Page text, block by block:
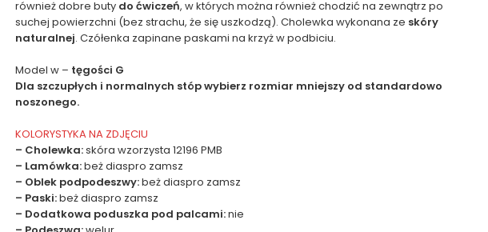
również dobre buty do ćwiczeń, w których można również chodzić na zewnątrz po
suchej powierzchni (bez strachu, że się uszkodzą). Cholewka wykonana ze skóry
naturalnej. Czółenka zapinane paskami na krzyż w podbiciu.
Model w – tęgości G
Dla szczupłych i normalnych stóp wybierz rozmiar mniejszy od standardowo
noszonego.
KOLORYSTYKA NA ZDJĘCIU
– Cholewka:skóra wzorzysta 12196 PMB
– Lamówka:beż diaspro zamsz
– Oblek podpodeszwy:beż diaspro zamsz
– Paski:beż diaspro zamsz
– Dodatkowa poduszka pod palcami:nie